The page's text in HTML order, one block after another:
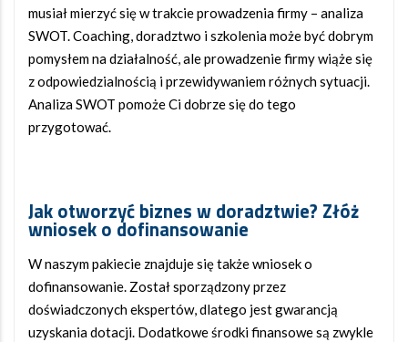
musiał mierzyć się w trakcie prowadzenia firmy – analiza
SWOT. Coaching, doradztwo i szkolenia może być dobrym
pomysłem na działalność, ale prowadzenie firmy wiąże się
z odpowiedzialnością i przewidywaniem różnych sytuacji.
Analiza SWOT pomoże Ci dobrze się do tego
przygotować.
Jak otworzyć biznes w doradztwie? Złóż
wniosek o dofinansowanie
W naszym pakiecie znajduje się także wniosek o
dofinansowanie. Został sporządzony przez
doświadczonych ekspertów, dlatego jest gwarancją
uzyskania dotacji. Dodatkowe środki finansowe są zwykle